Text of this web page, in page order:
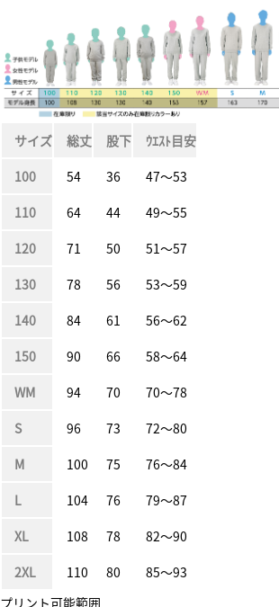
サイズ 総丈 股下
ｳｴｽﾄ目安
100
54 36
47〜53
110
64 44
49〜55
120
71 50
51〜57
130
78 56
53〜59
140
84 61
56〜62
150
90 66
58〜64
WM
94 70
70〜78
S
96 73
72〜80
M
100 75
76〜84
L
104 76
79〜87
XL
108 78
82〜90
2XL
110 80
85〜93
プリント可能範囲